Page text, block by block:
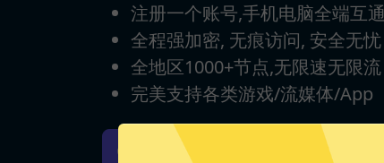
注册一个账号,手机电脑全端互通
全程强加密, 无痕访问, 安全无忧
全地区1000+节点,无限速无限流
完美支持各类游戏/流媒体/App
西游加速器iOS版下载